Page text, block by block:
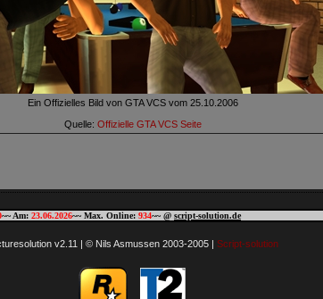
Ein Offizielles Bild von GTA VCS vom 25.10.2006
Quelle: Offizielle GTA VCS Seite
~~ Am: 23.06.2026~~ Max. Online: 934~~ @ script-solution.de
v2.11 | © Nils Asmussen 2003-2005 | Script-solution